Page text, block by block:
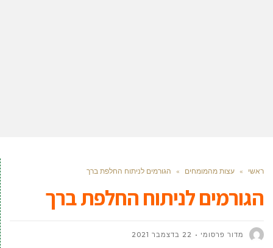
ראשי » עצות מהמומחים » הגורמים לניתוח החלפת ברך
הגורמים לניתוח החלפת ברך
מדור פרסומי 22 בדצמבר 2021